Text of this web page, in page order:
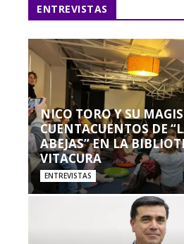
ENTREVISTAS
NICO TORO Y SU
CUENTACUENTOS DE
ABEJAS” EN LA
VITACURA
ENTREVISTAS